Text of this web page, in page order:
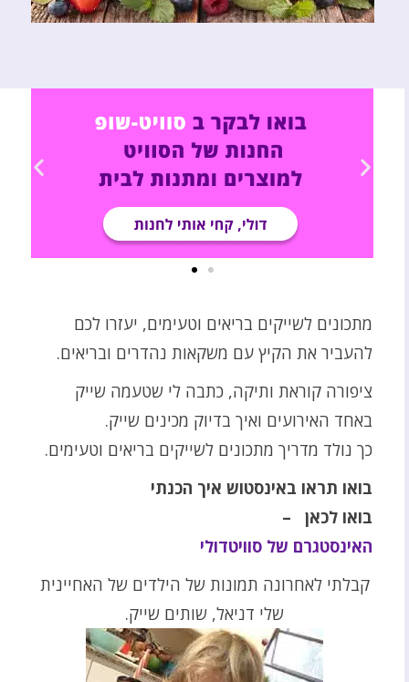
מתכונים לשייקים בריאים וטעימים, יעזרו לכם
להעביר את הקיץ עם משקאות נהדרים ובריאים.
ציפורה קוראת ותיקה, כתבה לי שטעמה שייק
באחד האירועים ואיך בדיוק מכינים שייק.
כך נולד מדריך מתכונים לשייקים בריאים וטעימים.
בואו תראו באינסטוש איך הכנתי
בואו לכאן –
האינסטגרם של סוויטדולי
קבלתי לאחרונה תמונות של הילדים של האחיינית
שלי דניאל, שותים שייק.